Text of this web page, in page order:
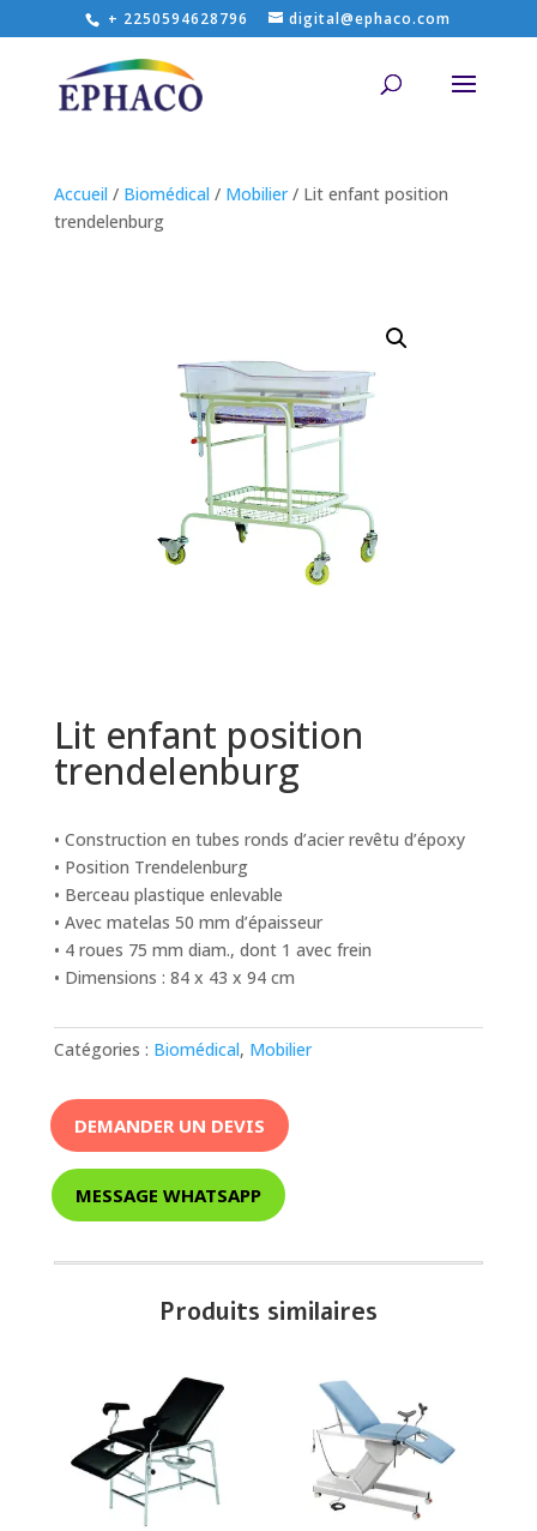
+ 2250594628796 digital@ephaco.com
Accueil / Biomédical / Mobilier/ Lit enfant position
trendelenburg
Lit enfant position
trendelenburg
• Construction en tubes ronds d’acier revêtu d’époxy
• Position Trendelenburg
• Berceau plastique enlevable
• Avec matelas 50 mm d’épaisseur
• 4 roues 75 mm diam., dont 1 avec frein
• Dimensions : 84 x 43 x 94 cm
Catégories : Biomédical, Mobilier
DEMANDER UN DEVIS
MESSAGE WHATSAPP
Produits similaires